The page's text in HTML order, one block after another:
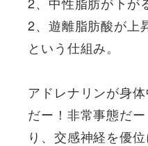
2、遊離脂肪酸が上
という仕組み。
アドレナリンが身
だー！非常事態だ
り、交感神経を優